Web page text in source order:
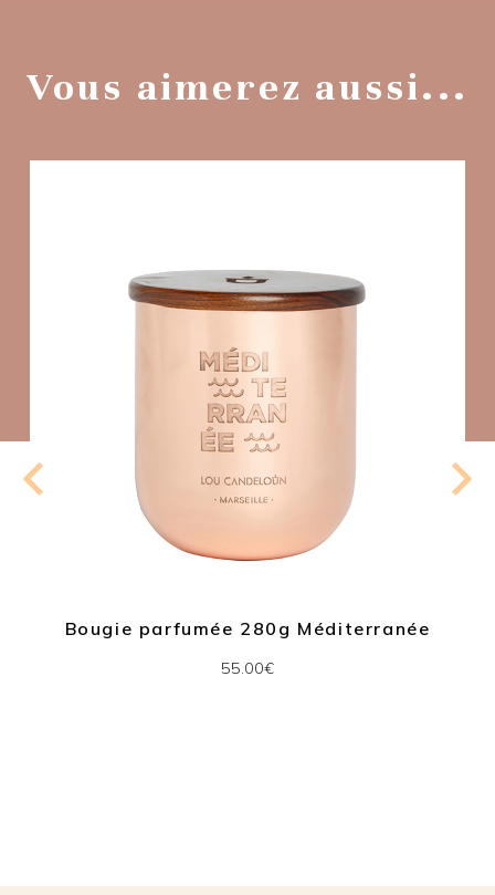
Vous aimerez aussi...
Bougie parfumée 280g Méditerranée
55.00€